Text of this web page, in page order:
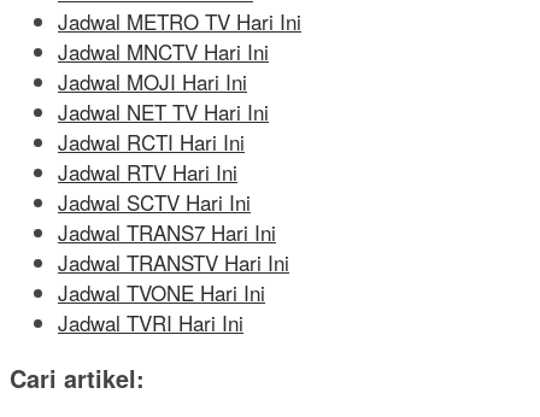
Jadwal METRO TV Hari Ini
Jadwal MNCTV Hari Ini
Jadwal MOJI Hari Ini
Jadwal NET TV Hari Ini
Jadwal RCTI Hari Ini
Jadwal RTV Hari Ini
Jadwal SCTV Hari Ini
Jadwal TRANS7 Hari Ini
Jadwal TRANSTV Hari Ini
Jadwal TVONE Hari Ini
Jadwal TVRI Hari Ini
Cari artikel: